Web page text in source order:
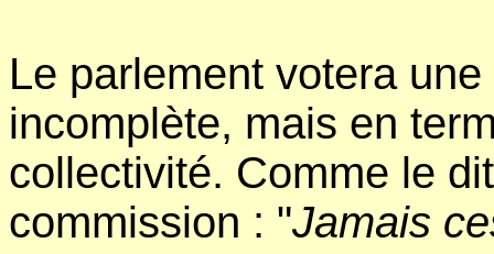
Le parlement votera
incomplète, mais en
collectivité. Comme le
commission : "Jamais